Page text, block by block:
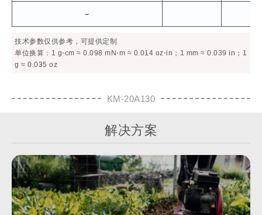
–
技术参数仅供参考，可提供定制
单位换算：1 g⋅cm ≈ 0.098 mN⋅m ≈ 0.014 oz⋅in；1 mm ≈ 0.039 in；1
g ≈ 0.035 oz
KM-20A130
解决方案